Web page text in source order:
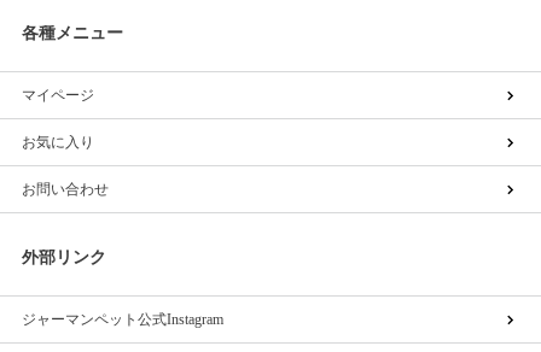
各種メニュー
マイページ
お気に入り
お問い合わせ
外部リンク
ジャーマンペット公式Instagram